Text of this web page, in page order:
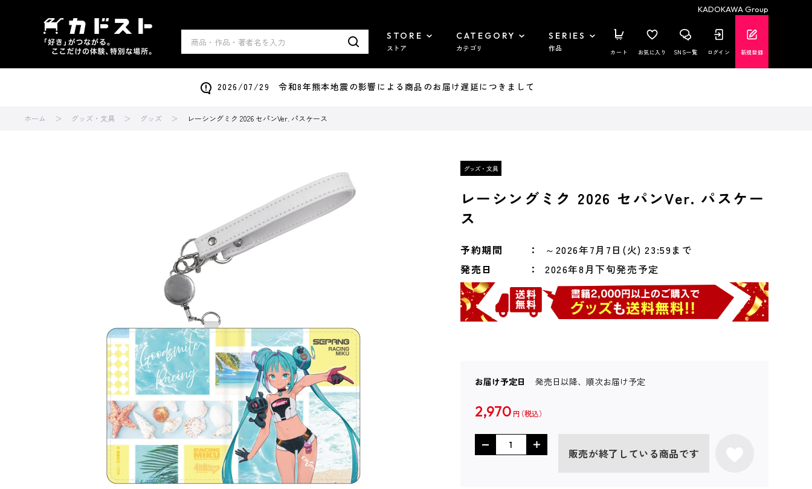
KADOKAWA Group
STORE
ストア
CATEGORY
カテゴリ
SERIES
作品 カート お気に入り SNS一覧 ログイン 新規登録
2026/07/29 令和8年熊本地震の影響による商品のお届け遅延につきまして
ホーム グッズ・文具 グッズ レーシングミク 2026 セパンVer. パスケース
レーシングミク 2026 セパンVer. パスケー
ス
予約期間
～2026年7月7日(火) 23:59まで
発売日
2026年8月下旬発売予定
お届け予定日 発売日以降、順次お届け予定
2,970 円
販売が終了している商品です